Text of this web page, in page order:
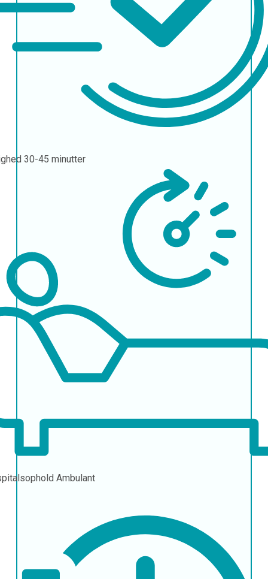
30-45 minutter
Ambulant